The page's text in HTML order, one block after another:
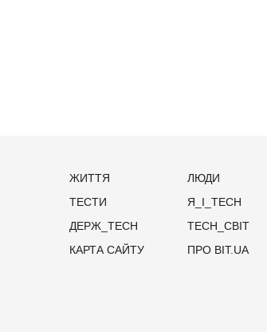
ЖИТТЯ
ЛЮДИ
ТЕСТИ
Я_І_TECH
ДЕРЖ_TECH
TECH_СВІТ
КАРТА САЙТУ
ПРО BIT.UA